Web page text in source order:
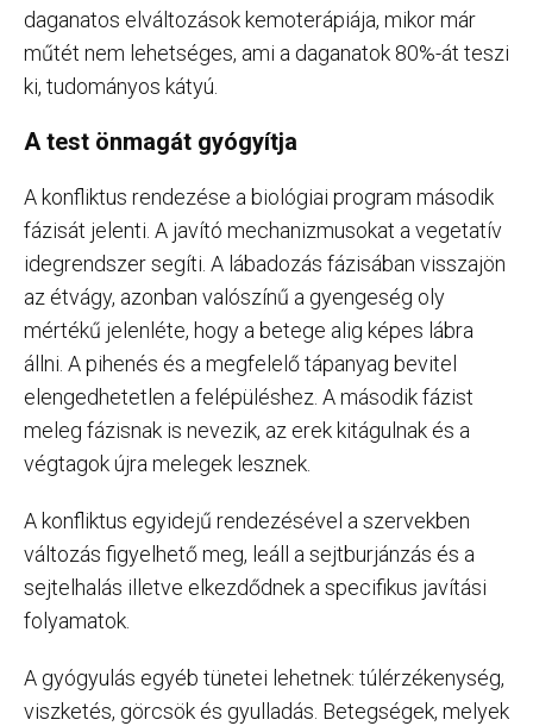
daganatos elváltozások kemoterápiája, mikor már
műtét nem lehetséges, ami a daganatok 80%-át teszi
ki, tudományos kátyú.
A test önmagát gyógyítja
A konfliktus rendezése a biológiai program második
fázisát jelenti. A javító mechanizmusokat a vegetatív
idegrendszer segíti. A lábadozás fázisában visszajön
az étvágy, azonban valószínű a gyengeség oly
mértékű jelenléte, hogy a betege alig képes lábra
állni. A pihenés és a megfelelő tápanyag bevitel
elengedhetetlen a felépüléshez. A második fázist
meleg fázisnak is nevezik, az erek kitágulnak és a
végtagok újra melegek lesznek.
A konfliktus egyidejű rendezésével a szervekben
változás figyelhető meg, leáll a sejtburjánzás és a
sejtelhalás illetve elkezdődnek a specifikus javítási
folyamatok.
A gyógyulás egyéb tünetei lehetnek: túlérzékenység,
viszketés, görcsök és gyulladás. Betegségek, melyek